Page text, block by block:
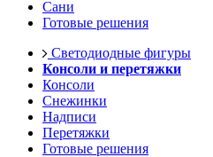
Сани
Готовые решения
Светодиодные фигуры
Консоли и перетяжки
Консоли
Снежинки
Надписи
Перетяжки
Готовые решения